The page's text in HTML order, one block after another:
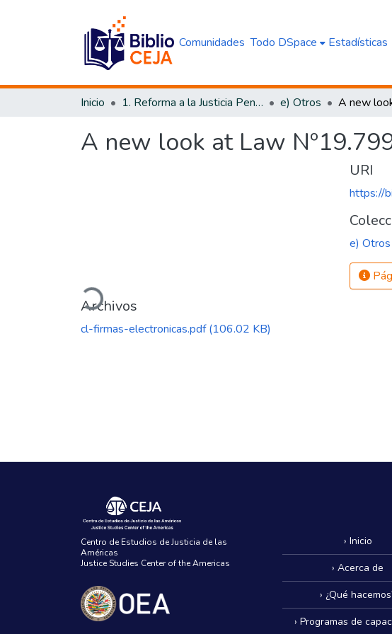
Comunidades Todo DSpace Estadísticas
Inicio 1. Reforma a la Justicia Penal e) Otros
A new look at Law
Cargando...
Archivos
cl-firmas-electronicas.pdf(106.02 KB)
URI
https://
e) Otros
Centro de Estudios de Justicia de las
Américas
Justice Studies Center of the Americas
› Inicio
› Acerca de
› ¿Qué
› Programas de